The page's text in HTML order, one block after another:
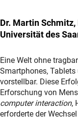
Dr. Martin
Universität des
Eine Welt ohne
Smartphones,
vorstellbar. Diese
Erforschung von
computer interaction,
erforderte der